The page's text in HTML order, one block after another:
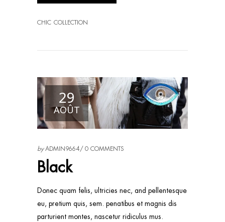
CHIC COLLECTION
29
AOÛT
byADMIN9664 0 COMMENTS
Black
Donec quam felis, ultricies nec, and pellentesque
eu, pretium quis, sem. penatibus et magnis dis
parturient montes, nascetur ridiculus mus.